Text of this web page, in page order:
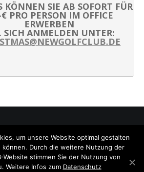
Search
KÖNNEN SIE AB SOFORT FÜR
PRO PERSON IM OFFICE
ERWERBEN
SICH ANMELDEN UNTER:
GOLF CLUB. All rights reserved
um unsere Website optimal gestalten
können. Durch die weitere Nutzung der
Website stimmen Sie der Nutzung von
Weitere Infos zum Datenschutz